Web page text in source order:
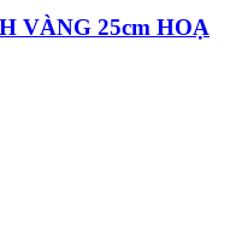
VÀNG 25cm HOẠ